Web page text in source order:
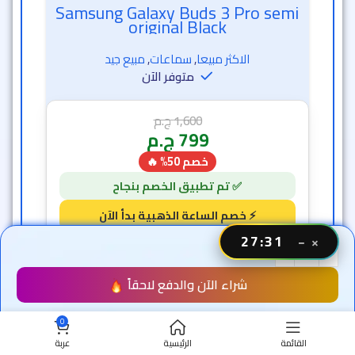
Samsung Galaxy Buds 3 Pro semi
original Black
الاكثر مبيعا,سماعات,مبيع جيد
متوفر الآن
1,600ج.م
799ج.م
خصم 50% 🔥
1
7
-50%
شراء الآن والدفع لاحقاً
القائمة الرئيسية
0
عربة
×
−
27:28